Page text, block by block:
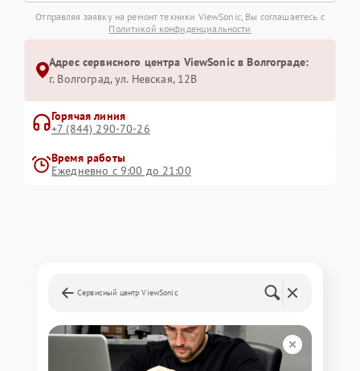
Отправляя заявку на ремонт техники ViewSonic, Вы соглашаетесь с
Политикой конфиденциальности
Адрес сервисного центра ViewSonic в Волгограде:
г. Волгоград, ул. Невская, 12В
Горячая линия
+7 (844) 290-70-26
Время работы
Ежедневно с 9:00 до 21:00
Сервисный центр ViewSonic